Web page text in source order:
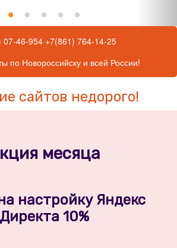
07-46-954 +7(861) 764-14-25
по Новороссийску и всей России!
сайтов недорого!
месяца
настройку Яндекс
Директа 10%